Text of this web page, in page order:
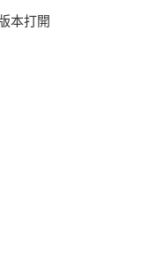
本打開